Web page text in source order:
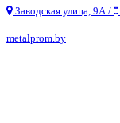
Заводская улица, 9А /
metalprom.by